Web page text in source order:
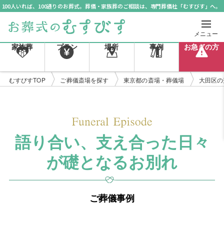
100人いれば、100通りのお葬式。葬儀・家族葬のご相談は、専門葬儀社「むすびす」へ。
メニュー
家族葬 プラン 場所 事例 お急ぎの方
むすびすTOP ご葬儀斎場を探す 東京都の斎場・葬儀場 大田区
語り合い、支え合った日々
が礎となるお別れ
ご葬儀事例